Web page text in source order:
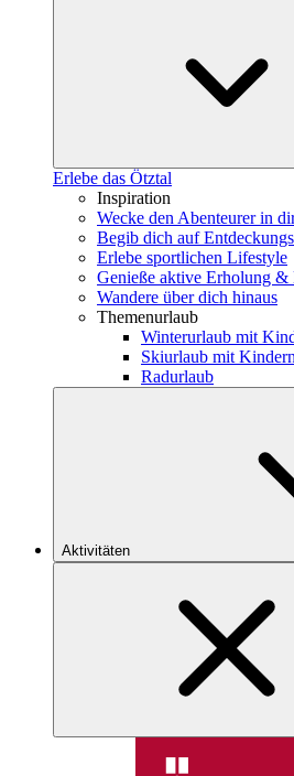
Erlebe das Ötztal
Inspiration
Wecke den Abenteurer in
Begib dich auf
Erlebe sportlichen Lifestyle
Genieße aktive Erholung
Wandere über dich hinaus
Themenurlaub
Winterurlaub mit
Skiurlaub mit Kindern
Radurlaub
Aktivitäten